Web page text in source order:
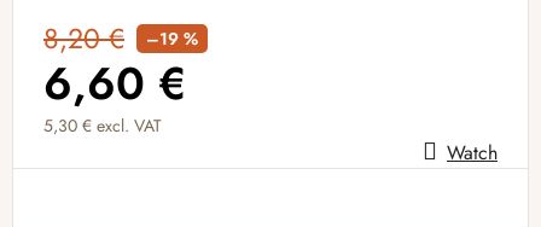
8,20 € –19 %
6,60 €
5,30 € excl. VAT
Measure price: Watch